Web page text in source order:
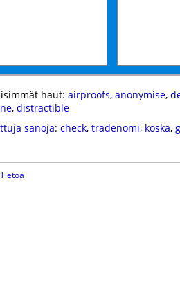
haut: airproofs, anonymise,
, distractible
sanoja: check, tradenomi, koska,
Tietoa